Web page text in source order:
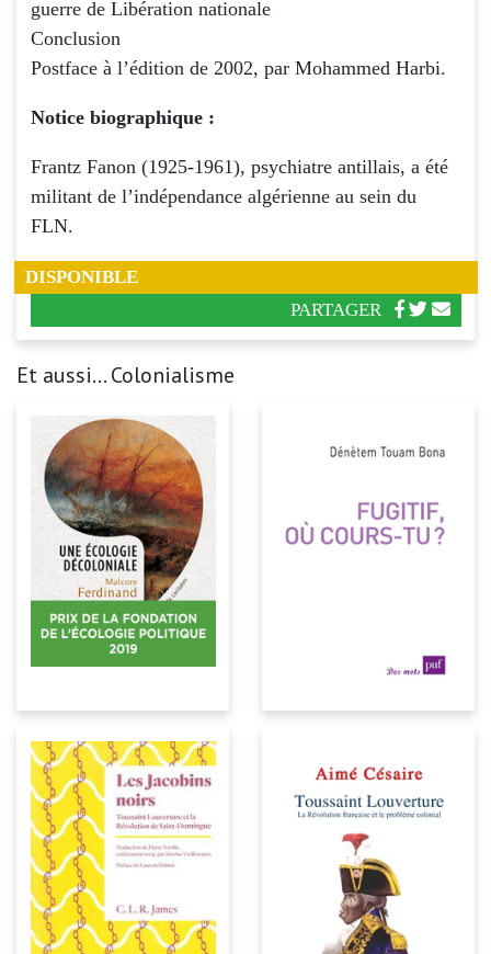
guerre de Libération nationale
Conclusion
Postface à l’édition de 2002, par Mohammed Harbi.
Notice biographique :
Frantz Fanon (1925-1961), psychiatre antillais, a été
militant de l’indépendance algérienne au sein du
FLN.
DISPONIBLE
PARTAGER
Et aussi... Colonialisme